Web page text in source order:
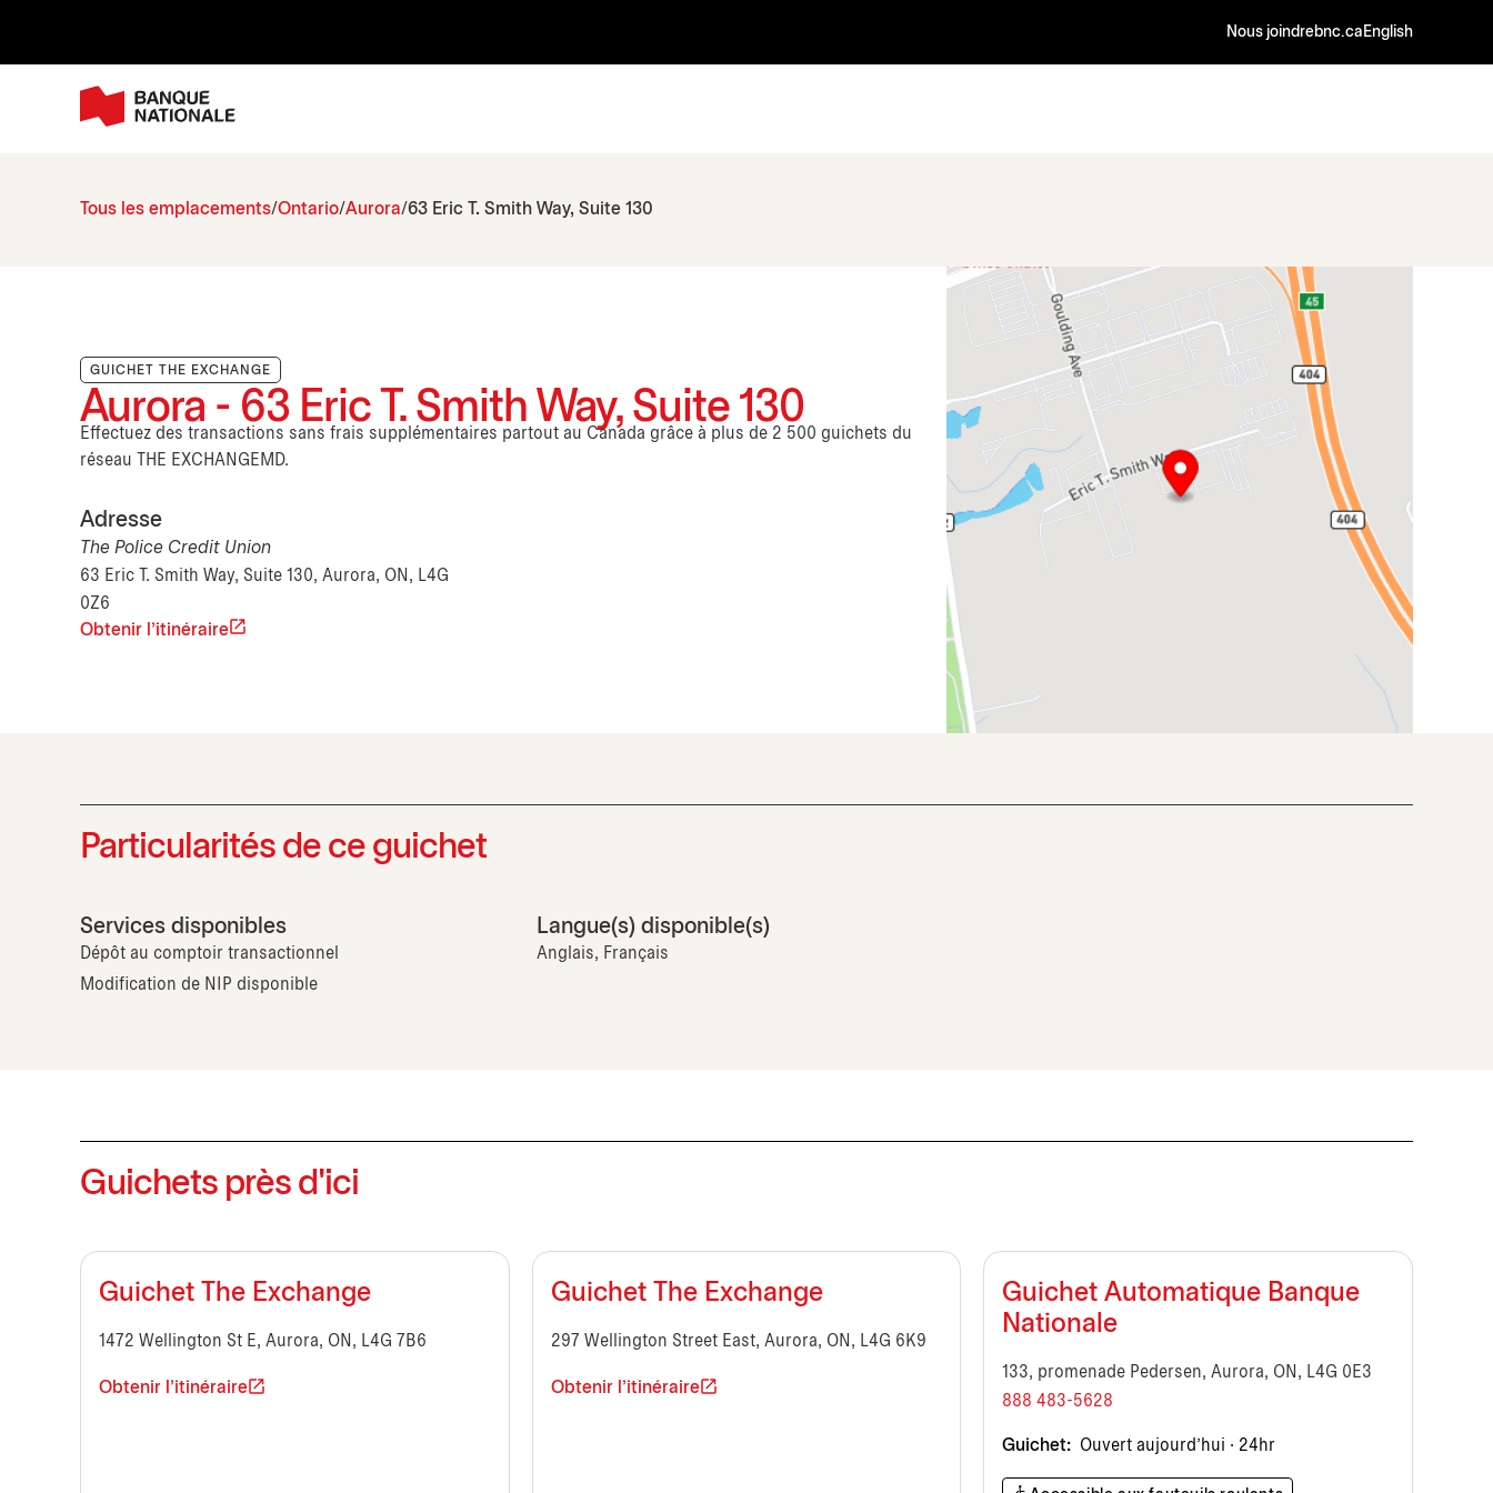
Nous joindrebnc.ca English
Tous les emplacements Ontario Aurora 63 Eric T. Smith Way, Suite 130
GUICHET THE EXCHANGE
Aurora - 63 Eric T. Smith Way, Suite 130
Effectuez des transactions sans frais supplémentaires partout au Canada grâce à plus de 2 500 guichets du
réseau THE EXCHANGEMD.
Adresse
The Police Credit Union
63 Eric T. Smith Way, Suite 130, Aurora, ON, L4G
0Z6
Obtenir l'itinéraire
Particularités de ce guichet
Services disponibles
Dépôt au comptoir transactionnel
Modification de NIP disponible
Langue(s) disponible(s)
Anglais, Français
Guichets près d'ici
Guichet The Exchange
1472 Wellington St E, Aurora, ON, L4G 7B6
Obtenir l'itinéraire
Guichet The Exchange
297 Wellington Street East, Aurora, ON, L4G 6K9
Obtenir l'itinéraire
Guichet Automatique Banque
Nationale
133, promenade Pedersen, Aurora, ON, L4G 0E3
888 483-5628
Guichet: Ouvert aujourd’hui · 24hr